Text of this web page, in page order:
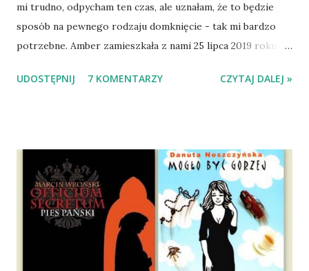
mi trudno, odpycham ten czas, ale uznałam, że to będzie
sposób na pewnego rodzaju domknięcie - tak mi bardzo
potrzebne. Amber zamieszkała z nami 25 lipca 2019 roku.
Mazowieckim, pojechaliśmy na wizytę zapoznawczą, a kilka
wspólnego życia przeczytacie TUTAJ i TUTAJ . Gdy już
nieco okrzepliśmy w codzienności z psem, a Amber - z
ludźmi i kotami, pojawił się pomysł na wspólny jesienny
wyjazd w Beskid Niski. Zanim to jednak się stało psica miała
atak padaczki, co spowodowało, że wyjazd odwołaliśmy,
wdrożyliśmy leczenie i od nowa zaczęliśmy oswajać z nami i
UDOSTĘPNIJ 7 KOMENTARZY CZYTAJ DALEJ »